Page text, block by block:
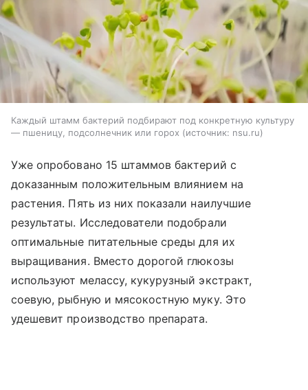
Каждый штамм бактерий подбирают под конкретную культуру
— пшеницу, подсолнечник или горох
источник: nsu.ru
Уже опробовано 15 штаммов бактерий с
доказанным положительным влиянием на
растения. Пять из них показали наилучшие
результаты. Исследователи подобрали
оптимальные питательные среды для их
выращивания. Вместо дорогой глюкозы
используют мелассу, кукурузный экстракт,
соевую, рыбную и мясокостную муку. Это
удешевит производство препарата.